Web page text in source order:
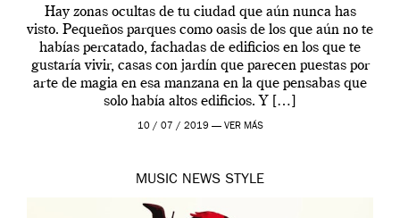
Hay zonas ocultas de tu ciudad que aún nunca has
visto. Pequeños parques como oasis de los que aún no te
habías percatado, fachadas de edificios en los que te
gustaría vivir, casas con jardín que parecen puestas por
arte de magia en esa manzana en la que pensabas que
solo había altos edificios. Y […]
10 / 07 / 2019 — VER MÁS
MUSIC NEWS STYLE